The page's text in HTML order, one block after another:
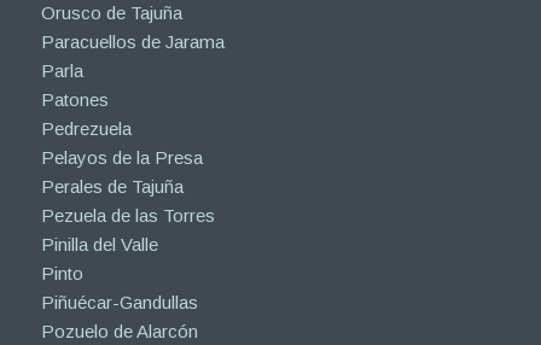
Orusco de Tajuña
Paracuellos de Jarama
Parla
Patones
Pedrezuela
Pelayos de la Presa
Perales de Tajuña
Pezuela de las Torres
Pinilla del Valle
Pinto
Piñuécar-Gandullas
Pozuelo de Alarcón